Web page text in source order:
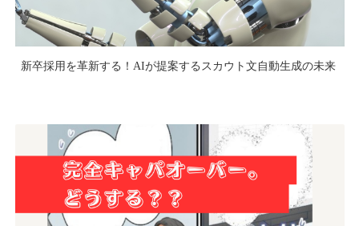
新卒採用を革新する！AIが提案するスカウト文自動生成の未来